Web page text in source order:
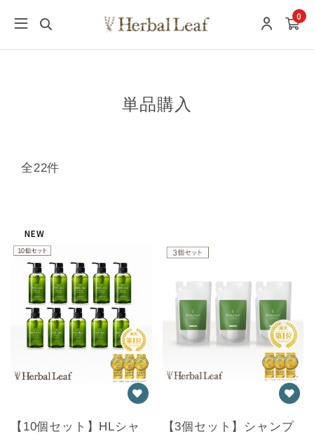
0
単品購入
全22件
NEW
【10個セット】HLシャ
【3個セット】シャンプ